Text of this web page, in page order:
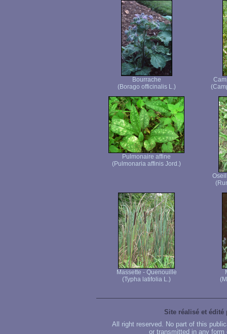
Bourrache
(Borago officinalis L.)
Pulmonaire affine
(Pulmonaria affinis Jord.)
Massette - Quenouille
(Typha latifolia L.)
Site réalisé et édité
All right reserved. No part of this
or transmitted in any